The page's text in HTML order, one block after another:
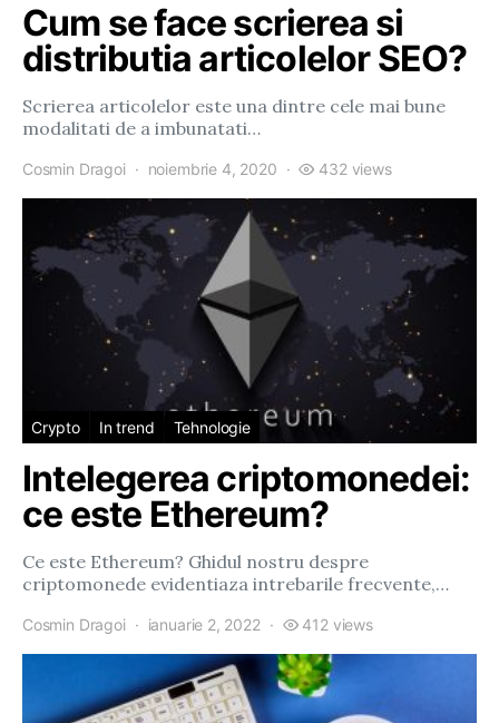
Cum se face scrierea si
distributia articolelor SEO?
Scrierea articolelor este una dintre cele mai bune
modalitati de a imbunatati…
Cosmin Dragoi noiembrie 4, 2020 432 views
Crypto In trend Tehnologie
Intelegerea criptomonedei:
ce este Ethereum?
Ce este Ethereum? Ghidul nostru despre
criptomonede evidentiaza intrebarile frecvente,…
Cosmin Dragoi ianuarie 2, 2022 412 views